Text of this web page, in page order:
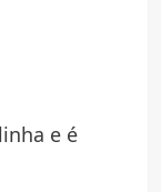
e é